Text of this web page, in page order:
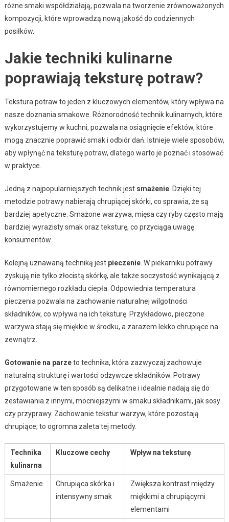
różne smaki współdziałają, pozwala na tworzenie zrównoważonych
kompozycji, które wprowadzą nową jakość do codziennych
posiłków.
Jakie techniki kulinarne
poprawiają teksturę potraw?
Tekstura potraw to jeden z kluczowych elementów, który wpływa na
nasze doznania smakowe. Różnorodność technik kulinarnych, które
wykorzystujemy w kuchni, pozwala na osiągnięcie efektów, które
mogą znacznie poprawić smak i odbiór dań. Istnieje wiele sposobów,
aby wpłynąć na teksturę potraw, dlatego warto je poznać i stosować
w praktyce.
Jedną z najpopularniejszych technik jest smażenie. Dzięki tej
metodzie potrawy nabierają chrupiącej skórki, co sprawia, że są
bardziej apetyczne. Smażone warzywa, mięsa czy ryby często mają
bardziej wyrazisty smak oraz teksturę, co przyciąga uwagę
konsumentów.
Kolejną uznawaną techniką jest pieczenie. W piekarniku potrawy
zyskują nie tylko złocistą skórkę, ale także soczystość wynikającą z
równomiernego rozkładu ciepła. Odpowiednia temperatura
pieczenia pozwala na zachowanie naturalnej wilgotności
składników, co wpływa na ich teksturę. Przykładowo, pieczone
warzywa stają się miękkie w środku, a zarazem lekko chrupiące na
zewnątrz.
Gotowanie na parzeto technika, która zazwyczaj zachowuje
naturalną strukturę i wartości odżywcze składników. Potrawy
przygotowane w ten sposób są delikatne i idealnie nadają się do
zestawiania z innymi, mocniejszymi w smaku składnikami, jak sosy
czy przyprawy. Zachowanie tekstur warzyw, które pozostają
chrupiące, to ogromna zaleta tej metody.
Technika
kulinarna
Kluczowe cechy Wpływ na teksturę
Smażenie
Chrupiąca skórka i
intensywny smak
Zwiększa kontrast między
miękkimi a chrupiącymi
elementami